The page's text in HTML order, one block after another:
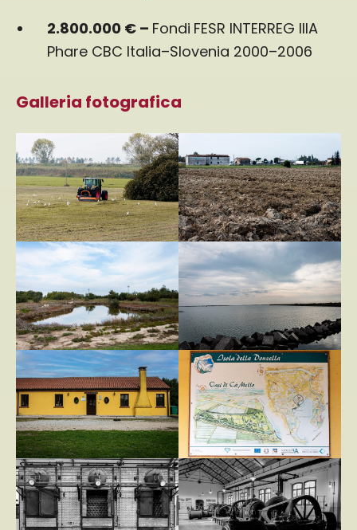
2.800.000 € – Fondi FESR INTERREG IIIA
Phare CBC Italia–Slovenia 2000–2006
Galleria fotografica